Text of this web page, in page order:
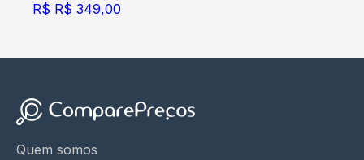
R$ R$ 349,00
Quem somos